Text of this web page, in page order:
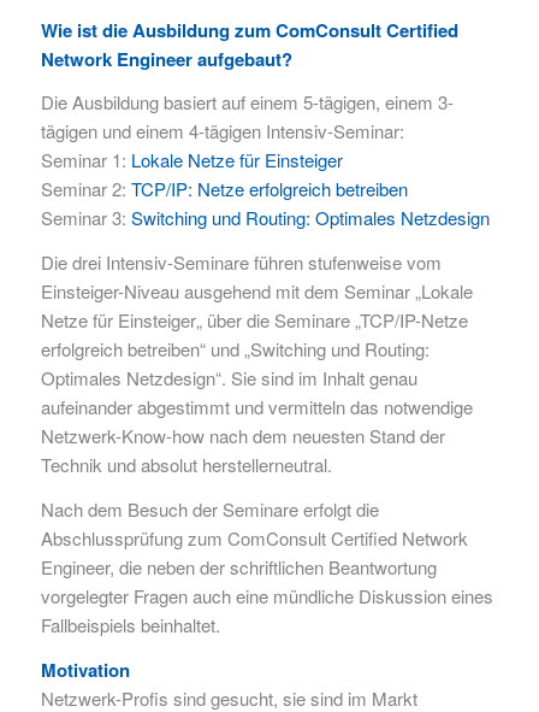
Wie ist die Ausbildung zum ComConsult Certified
Network Engineer aufgebaut?
Die Ausbildung basiert auf einem 5-tägigen, einem 3-
tägigen und einem 4-tägigen Intensiv-Seminar:
Seminar 1: Lokale Netze für Einsteiger
Seminar 2: TCP/IP: Netze erfolgreich betreiben
Seminar 3: Switching und Routing: Optimales Netzdesign
Die drei Intensiv-Seminare führen stufenweise vom
Einsteiger-Niveau ausgehend mit dem Seminar „Lokale
Netze für Einsteiger„ über die Seminare „TCP/IP-Netze
erfolgreich betreiben“ und „Switching und Routing:
Optimales Netzdesign“. Sie sind im Inhalt genau
aufeinander abgestimmt und vermitteln das notwendige
Netzwerk-Know-how nach dem neuesten Stand der
Technik und absolut herstellerneutral.
Nach dem Besuch der Seminare erfolgt die
Abschlussprüfung zum ComConsult Certified Network
Engineer, die neben der schriftlichen Beantwortung
vorgelegter Fragen auch eine mündliche Diskussion eines
Fallbeispiels beinhaltet.
Motivation
Netzwerk-Profis sind gesucht, sie sind im Markt